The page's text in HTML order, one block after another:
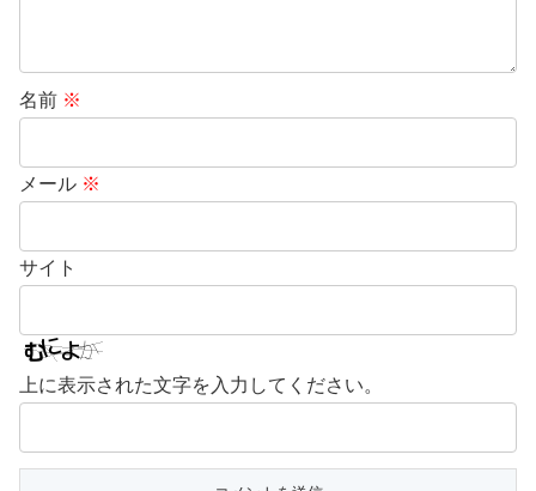
名前 ※
メール ※
サイト
上に表示された文字を入力してください。